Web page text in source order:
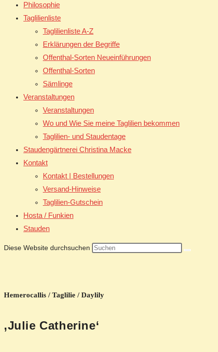
Philosophie
Taglilienliste
Taglilienliste A-Z
Erklärungen der Begriffe
Offenthal-Sorten Neueinführungen
Offenthal-Sorten
Sämlinge
Veranstaltungen
Veranstaltungen
Wo und Wie Sie meine Taglilien bekommen
Taglilien- und Staudentage
Staudengärtnerei Christina Macke
Kontakt
Kontakt | Bestellungen
Versand-Hinweise
Taglilien-Gutschein
Hosta / Funkien
Stauden
Diese Website durchsuchen
Hemerocallis / Taglilie / Daylily
‚Julie Catherine‘